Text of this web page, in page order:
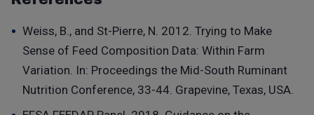
Weiss, B., and St-Pierre, N. 2012. Trying to Make
Sense of Feed Composition Data: Within Farm
Variation. In: Proceedings the Mid-South Ruminant
Nutrition Conference, 33-44. Grapevine, Texas, USA.